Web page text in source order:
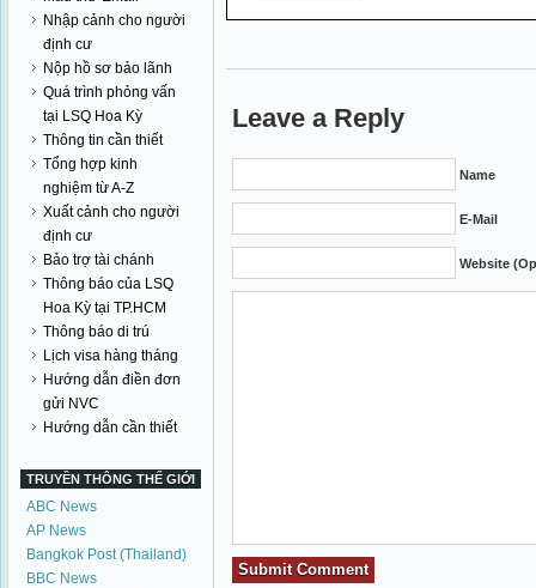
Nhập cảnh cho người
định cư
Nộp hồ sơ bảo lãnh
Quá trình phỏng vấn
tại LSQ Hoa Kỳ
Thông tin cần thiết
Tổng hợp kinh
nghiệm từ A-Z
Xuất cảnh cho người
định cư
Bảo trợ tài chánh
Thông báo của LSQ
Hoa Kỳ tại TP.HCM
Thông báo di trú
Lịch visa hàng tháng
Hướng dẫn điền đơn
gửi NVC
Hướng dẫn cần thiết
TRUYỀN THÔNG THẾ GIỚI
ABC News
AP News
Bangkok Post (Thailand)
BBC News
Leave a Reply
Name
E-Mail
Website